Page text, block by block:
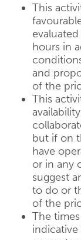
This
hours in
and
of the
This
but if on
have
or in any
suggest
to do or
of the
The